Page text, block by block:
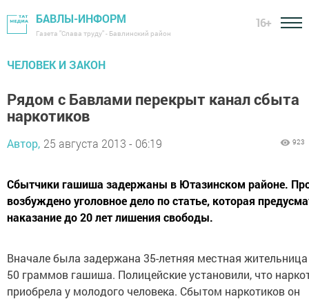
БАВЛЫ-ИНФОРМ
Газета "Слава труду" - Бавлинский район
16+
ЧЕЛОВЕК И ЗАКОН
Рядом с Бавлами перекрыт канал сбыта
наркотиков
Автор, 25 августа 2013 - 06:19 923
Сбытчики гашиша задержаны в Ютазинском районе.
возбуждено уголовное дело по статье, которая
наказание до 20 лет лишения свободы.
Вначале была задержана 35-летняя местная
50 граммов гашиша. Полицейские установили, что
приобрела у молодого человека. Сбытом наркотиков он